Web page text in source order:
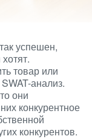
так успешен,
товар или
анализ.
они
конкурентное
конкурентов.